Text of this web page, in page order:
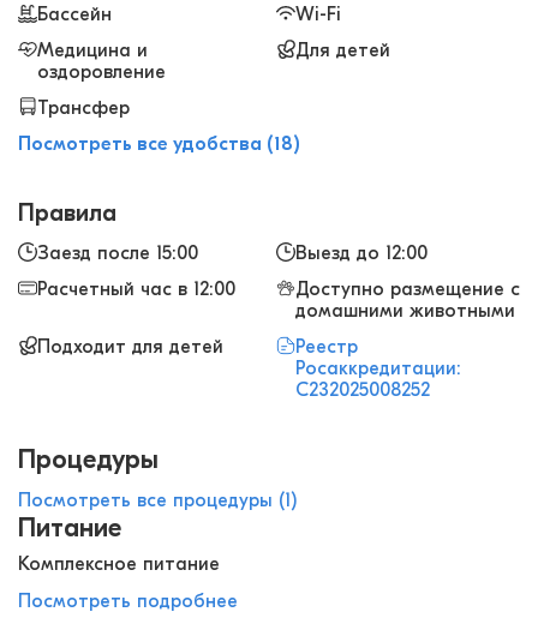
понравилось, рекомендуем!
Бассейн
Wi-Fi
Медицина и
оздоровление
Для детей
Трансфер
Посмотреть все удобства (18)
Правила
Заезд после 15:00
Выезд до 12:00
Расчетный час в 12:00
Доступно размещение с
домашними животными
Подходит для детей
Реестр
Росаккредитации:
С232025008252
Процедуры
Посмотреть все процедуры (1)
Питание
Комплексное питание
Посмотреть подробнее